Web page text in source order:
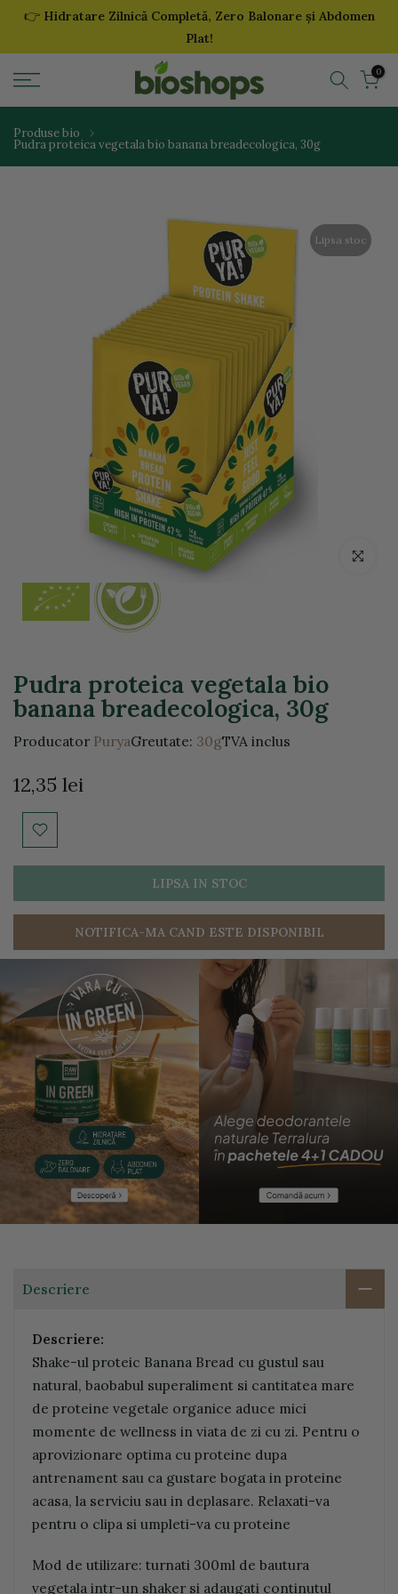
Sari
👉 Hidratare Zilnică Completă, Zero Balonare și Abdomen
Plat!
0
Produse bio
Pudra proteica vegetala bio banana breadecologica, 30g
Lipsa stoc
Click
Pudra proteica vegetala bio
banana breadecologica, 30g
Producator PuryaGreutate: 30gTVA inclus
12,35 lei
LIPSA IN STOC
NOTIFICA-MA CAND ESTE DISPONIBIL
Descriere
Descriere:
Shake-ul proteic Banana Bread cu gustul sau
natural, baobabul superaliment si cantitatea mare
de proteine vegetale organice aduce mici
momente de wellness in viata de zi cu zi. Pentru o
aprovizionare optima cu proteine dupa
antrenament sau ca gustare bogata in proteine
acasa, la serviciu sau in deplasare. Relaxati-va
pentru o clipa si umpleti-va cu proteine
Mod de utilizare: turnati 300ml de bautura
vegetala intr-un shaker si adaugati continutul